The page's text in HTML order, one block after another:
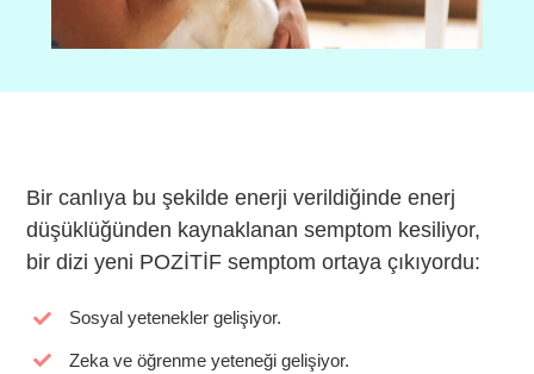
Bir canlıya bu şekilde enerji verildiğinde enerj
düşüklüğünden kaynaklanan semptom kesiliyor,
bir dizi yeni POZİTİF semptom ortaya çıkıyordu:
Sosyal yetenekler gelişiyor.
Zeka ve öğrenme yeteneği gelişiyor.